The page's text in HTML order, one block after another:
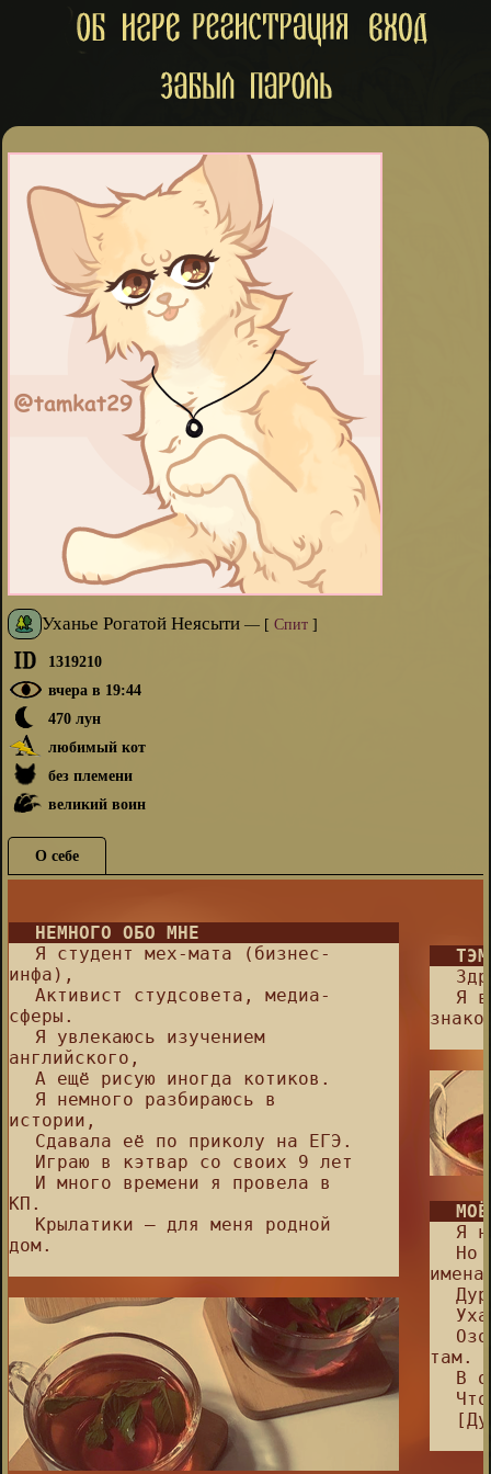
Уханье Рогатой Неясыти— [ Спит]
1319210
вчера в 19:44
470 лун
любимый кот
без племени
великий воин
О себе
НЕМНОГО ОБО МНЕ
⠀⠀Я студент мех-мата (бизнес-
инфа),⠀⠀
⠀⠀Активист студсовета, медиа-
сферы.⠀⠀
⠀⠀Я увлекаюсь изучением
английского,⠀⠀
⠀⠀А ещё рисую иногда котиков.⠀⠀
⠀⠀Я немного разбираюсь в
истории,⠀⠀
⠀⠀Сдавала её по приколу на ЕГЭ.⠀⠀
⠀⠀Играю в кэтвар со своих 9 лет
⠀⠀И много времени я провела в
КП.⠀⠀⠀
⠀⠀Крылатики – для меня родной
дом.⠀⠀
⠀⠀Я
⠀⠀Я
⠀⠀Но
⠀⠀В